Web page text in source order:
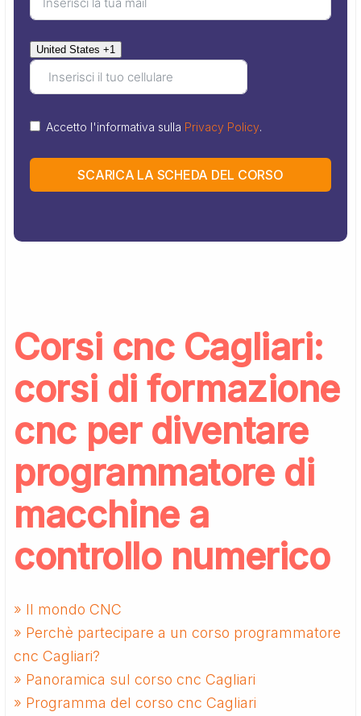
United States +1
Accetto l'informativa sulla Privacy Policy.
SCARICA LA SCHEDA DEL CORSO
Corsi cnc Cagliari:
corsi di formazione
cnc per diventare
programmatore di
macchine a
controllo numerico
» Il mondo CNC
» Perchè partecipare a un corso programmatore
cnc Cagliari?
» Panoramica sul corso cnc Cagliari
» Programma del corso cnc Cagliari